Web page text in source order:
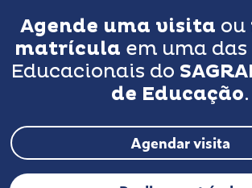
Agende uma visita ou
matrícula em uma
Educacionais do
de Educação.
Agendar visita